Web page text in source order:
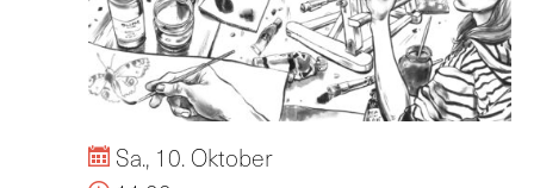
Sa., 10. Oktober